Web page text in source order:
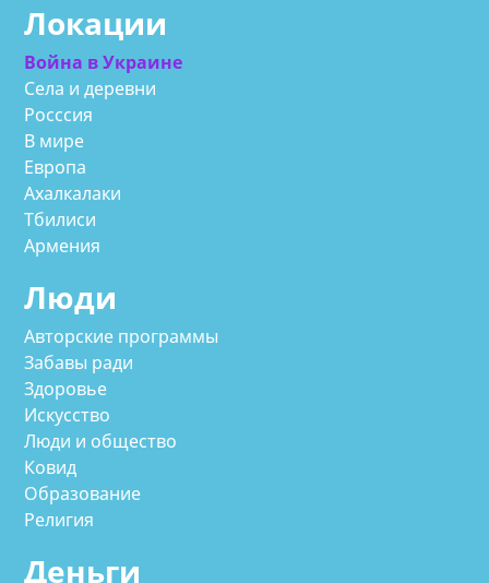
Локации
Война в Украине
Села и деревни
Росссия
В мире
Европа
Ахалкалаки
Тбилиси
Армения
Люди
Авторские программы
Забавы ради
Здоровье
Искусство
Люди и общество
Ковид
Образование
Религия
Деньги